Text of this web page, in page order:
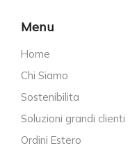
Menu
Home
Chi Siamo
Sostenibilita
Soluzioni grandi clienti
Ordini Estero